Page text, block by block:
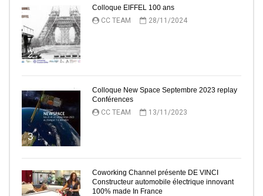
2
Colloque EIFFEL 100 ans
CC TEAM
28/11/2024
3
Colloque New Space Septembre 2023 replay
Conférences
CC TEAM
13/11/2023
Coworking Channel présente DE VINCI
Constructeur automobile électrique innovant
100% made In France